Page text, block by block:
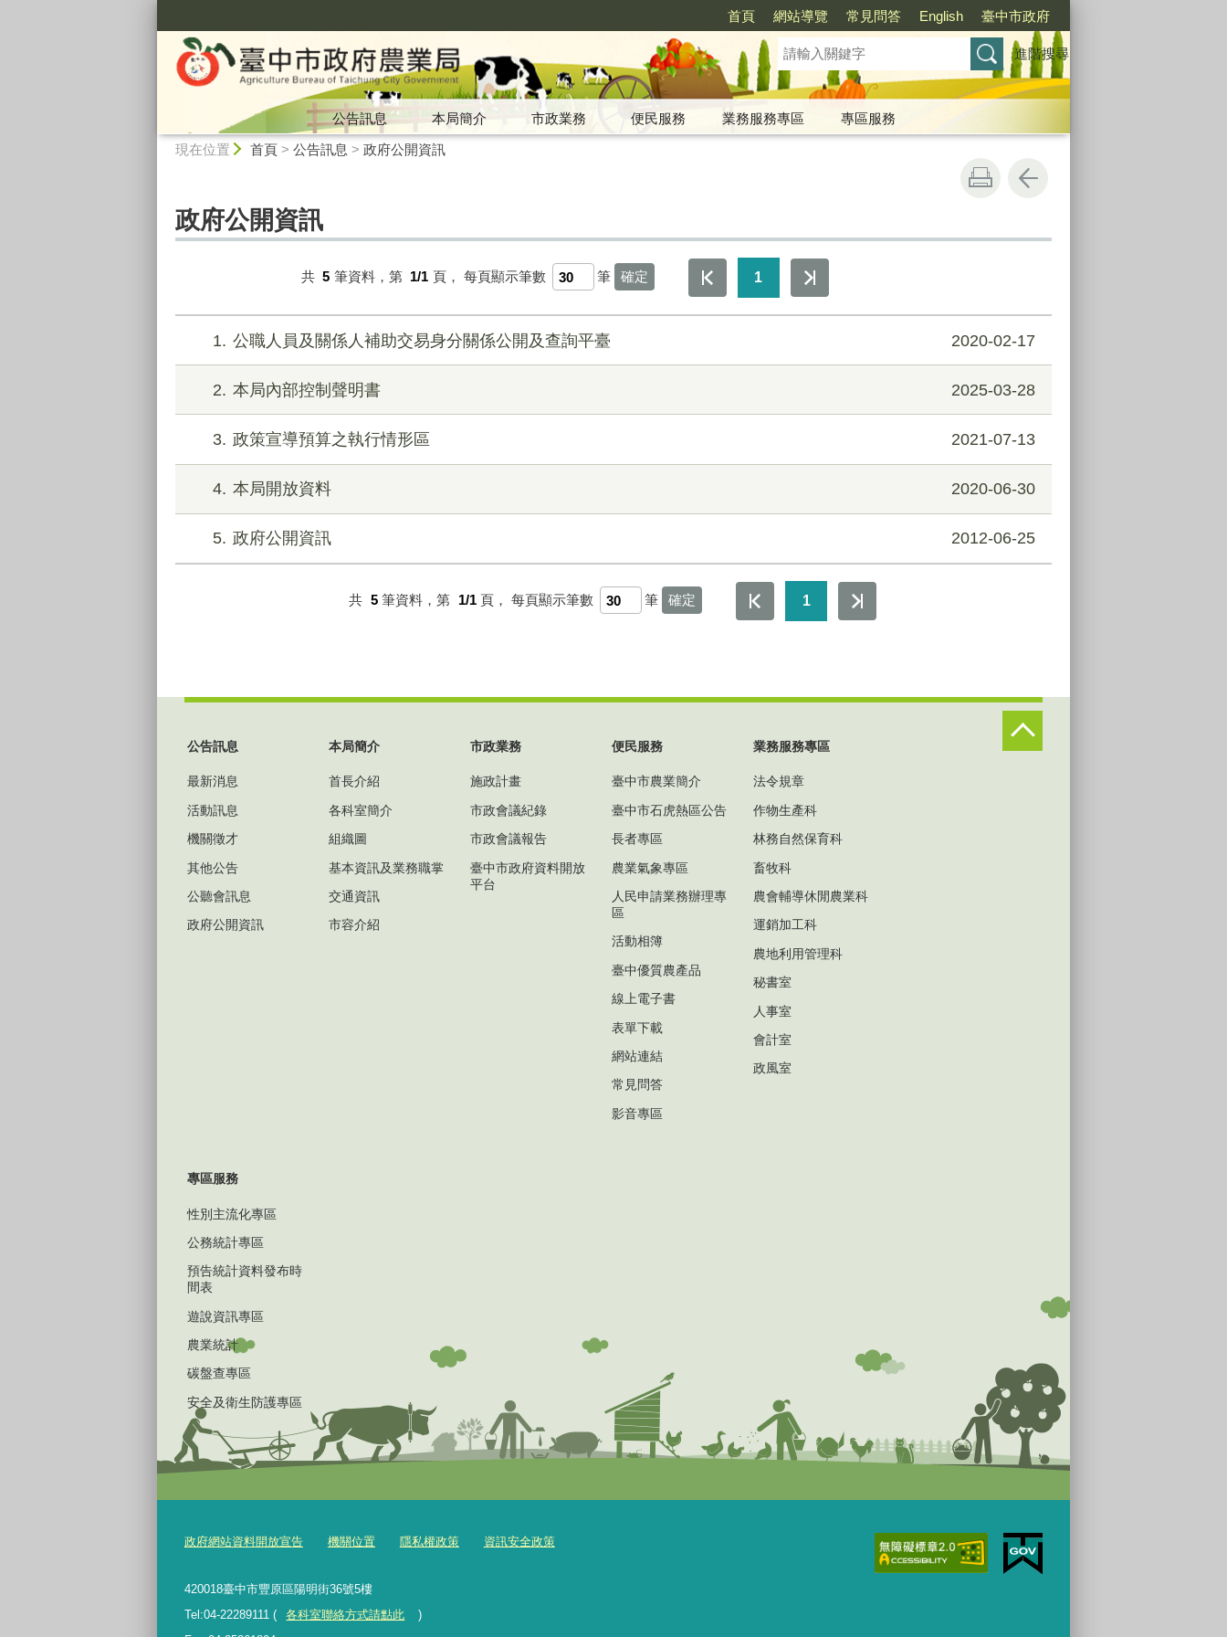
首頁 網站導覽 常見問答 English 臺中市政府
進階搜尋
公告訊息 本局簡介 市政業務 便民服務 業務服務專區
專區服務
現在位置 首頁> 公告訊息 > 政府公開資訊
政府公開資訊
共 5 筆資料，第 1/1 頁， 每頁顯示筆數 筆 1
1 公職人員及關係人補助交易身分關係公開及查詢平臺 2020-02-17
2 本局內部控制聲明書 2025-03-28
3 政策宣導預算之執行情形區 2021-07-13
4 本局開放資料 2020-06-30
5 政府公開資訊 2012-06-25
共 5 筆資料，第 1/1 頁， 每頁顯示筆數 筆 1
公告訊息
最新消息
活動訊息
機關徵才
其他公告
公聽會訊息
政府公開資訊
本局簡介
首長介紹
各科室簡介
組織圖
基本資訊及業務職掌
交通資訊
市容介紹
市政業務
施政計畫
市政會議紀錄
市政會議報告
臺中市政府資料開放
平台
便民服務
臺中市農業簡介
臺中市石虎熱區公告
長者專區
農業氣象專區
人民申請業務辦理專
區
活動相簿
臺中優質農產品
線上電子書
表單下載
網站連結
常見問答
影音專區
業務服務專區
法令規章
作物生產科
林務自然保育科
畜牧科
農會輔導休閒農業科
運銷加工科
農地利用管理科
秘書室
人事室
會計室
政風室
專區服務
性別主流化專區
公務統計專區
預告統計資料發布時
間表
遊說資訊專區
農業統計
碳盤查專區
安全及衛生防護專區
政府網站資料開放宣告 機關位置 隱私權政策 資訊安全政策
420018臺中市豐原區陽明街36號5樓
Tel:04-22289111 (
各科室聯絡方式請點此
)